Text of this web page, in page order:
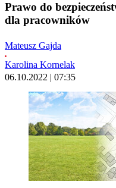
Prawo do
dla pracowników
Mateusz Gajda
Karolina Kornelak
06.10.2022 | 07:35